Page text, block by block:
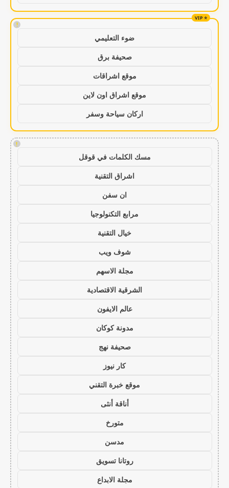
!
ضوء التعليمي
صحيفة برق
موقع اشراقات
موقع اشراق اون لاين
اركان سياحة وسفر
!
مسك الكلمات في قوقل
اشراق التقنية
ان سفن
مرابع التكنولوجيا
خيال التقنية
شوف ويب
مجلة الاسهم
الشرقية الاقتصادية
عالم الايفون
مدونة كوكان
صحيفة نهج
كار نيوز
موقع خبرة التقني
أناقة أنثى
متورخ
مدسن
روتانا تسويق
مجلة الابداع